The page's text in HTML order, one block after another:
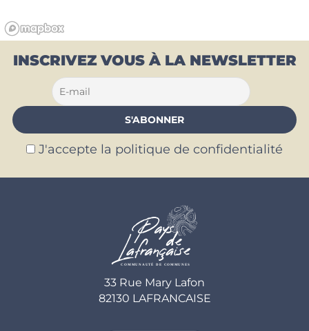
INSCRIVEZ VOUS À LA NEWSLETTER
J'accepte la politique de confidentialité
33 Rue Mary Lafon
82130 LAFRANCAISE